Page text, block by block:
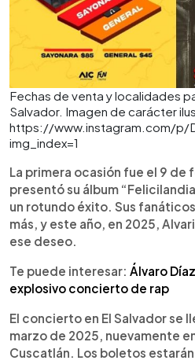
Fechas de venta y localidades
Salvador. Imagen de carácter
https://www.instagram.com/p/
img_index=1
La primera ocasión fue el 9
presentó su álbum
un rotundo éxito. Sus
más, y este año, en 2025,
ese deseo.
Te puede interesar: Álvaro
explosivo concierto de rap
El concierto en El Salvador se
marzo de 2025, nuevamente
Cuscatlán. Los boletos